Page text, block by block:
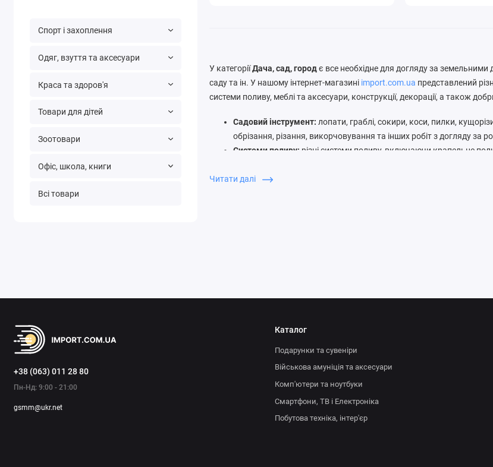
Спорт і захоплення
Одяг, взуття та аксесуари
Краса та здоров'я
Товари для дітей
Зоотовари
Офіс, школа, книги
Всі товари
У категоріїДача, сад, городє все необхідне для догляду за земельними
саду та ін. У нашому інтернет-магазині import.com.ua представлений
системи поливу, меблі та аксесуари, конструкції, декорації, а також
Садовий інструмент:лопати, граблі, сокири, коси, пилки,
обрізання, різання, викорчовування та інших робіт з догляду за
Системи поливу: різні системи поливу, включаючи крапельне
Меблі та аксесуари:
Читати далі
+38 (063) 011 28 80
Пн-Нд: 9:00 - 21:00
gsmm@ukr.net
Каталог
Подарунки та сувеніри
Військова амуніція та аксесуари
Комп'ютери та ноутбуки
Смартфони, ТВ і Електроніка
Побутова техніка, інтер'єр